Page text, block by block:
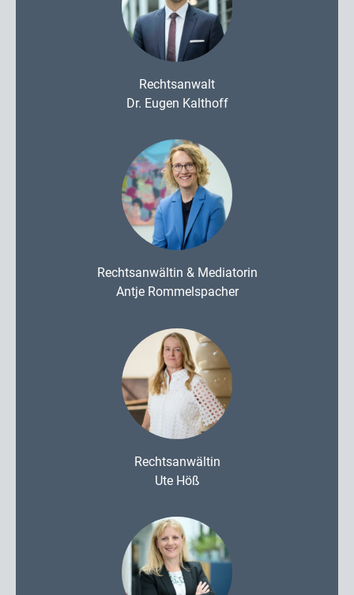
Rechtsanwalt
Dr. Eugen Kalthoff
Rechtsanwältin & Mediatorin
Antje Rommelspacher
Rechtsanwältin
Ute Höß